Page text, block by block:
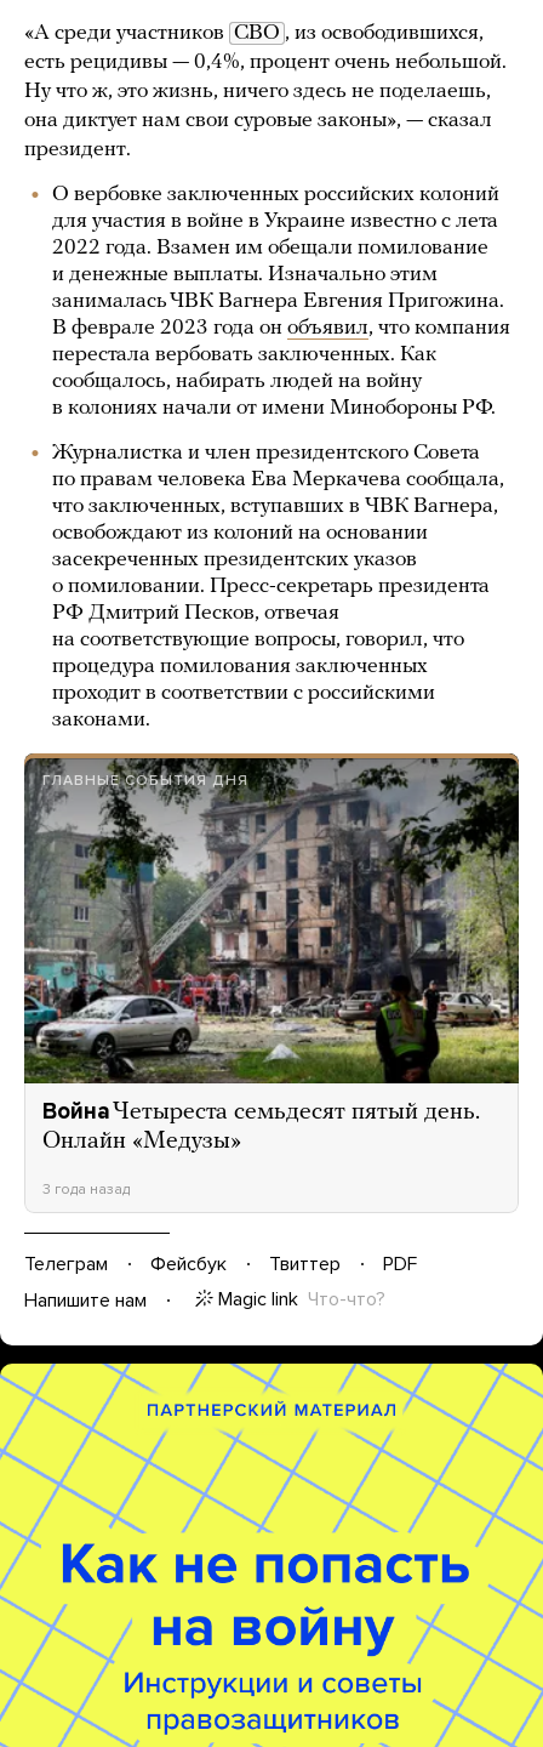
«А среди участников СВО , из освободившихся,
есть рецидивы — 0,4%, процент очень небольшой.
Ну что ж, это жизнь, ничего здесь не поделаешь,
она диктует нам свои суровые законы», — сказал
президент.
О вербовке заключенных российских колоний
для участия в войне в Украине известно с лета
2022 года. Взамен им обещали помилование
и денежные выплаты. Изначально этим
занималась ЧВК Вагнера Евгения Пригожина.
В феврале 2023 года он объявил, что компания
перестала вербовать заключенных. Как
сообщалось, набирать людей на войну
в колониях начали от имени Минобороны РФ.
Журналистка и член президентского Совета
по правам человека Ева Меркачева сообщала,
что заключенных, вступавших в ЧВК Вагнера,
освобождают из колоний на основании
засекреченных президентских указов
о помиловании. Пресс-секретарь президента
РФ Дмитрий Песков, отвечая
на соответствующие вопросы, говорил, что
процедура помилования заключенных
проходит в соответствии с российскими
законами.
ГЛАВНЫЕ СОБЫТИЯ ДНЯ
Война Четыреста семьдесят пятый день.
Онлайн «Медузы»
3 года назад
Телеграм Фейсбук Твиттер
PDF
Напишите нам
Magic link Что-что?